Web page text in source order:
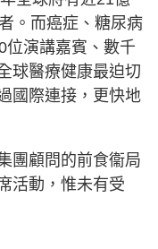
。而癌症、糖尿病
位演講嘉賓、數千
球醫療健康最迫切
國際連接，更快地
團顧問的前食衞局
活動，惟未有受